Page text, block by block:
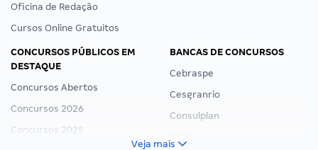
Oficina de Redação
Cursos Online Gratuitos
CONCURSOS PÚBLICOS EM
DESTAQUE
Concursos Abertos
Concursos 2026
Concursos 2025
BANCAS DE CONCURSOS
Cebraspe
Cesgranrio
Consulplan
Veja mais